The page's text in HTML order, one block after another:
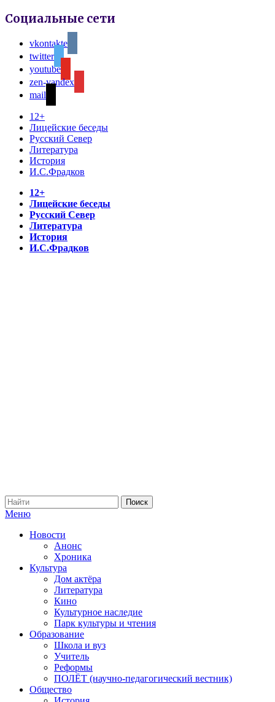
Социальные сети
vkontakte
twitter
youtube
zen-yandex
mail
12+
Лицейские беседы
Русский Север
Литература
История
И.С.Фрадков
12+
Лицейские беседы
Русский Север
Литература
История
И.С.Фрадков
Меню
Новости
Анонс
Хроника
Культура
Дом актёра
Литература
Кино
Культурное наследие
Парк культуры и чтения
Образование
Школа и вуз
Учитель
Реформы
ПОЛЁТ (научно-педагогический вестник)
Общество